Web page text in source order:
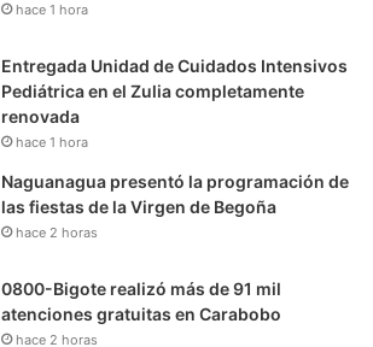
hace 1 hora
Entregada Unidad de Cuidados Intensivos
Pediátrica en el Zulia completamente
renovada
hace 1 hora
Naguanagua presentó la programación de
las fiestas de la Virgen de Begoña
hace 2 horas
0800-Bigote realizó más de 91 mil
atenciones gratuitas en Carabobo
hace 2 horas